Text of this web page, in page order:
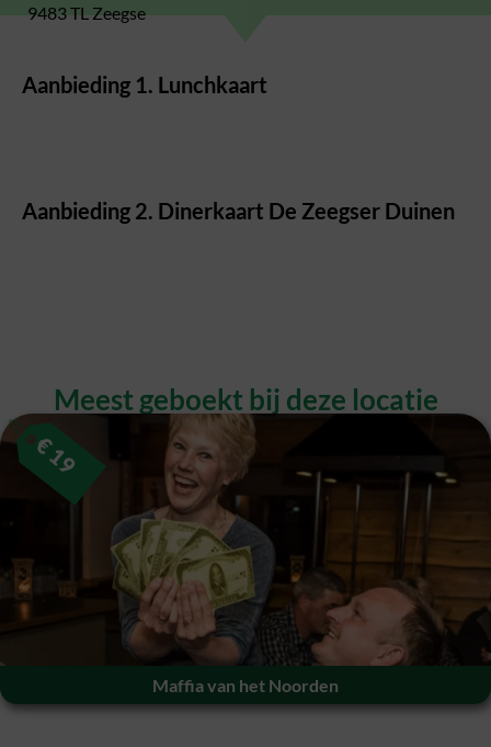
9483 TL Zeegse
Aanbieding 1. Lunchkaart
Aanbieding 2. Dinerkaart De Zeegser Duinen
Meest geboekt bij deze locatie​
Maffia van het Noorden
€
19